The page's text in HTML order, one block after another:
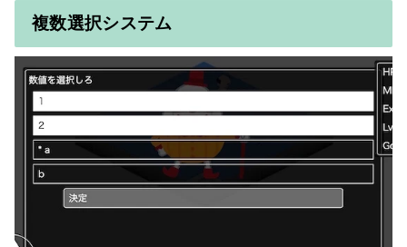
複数選択システム